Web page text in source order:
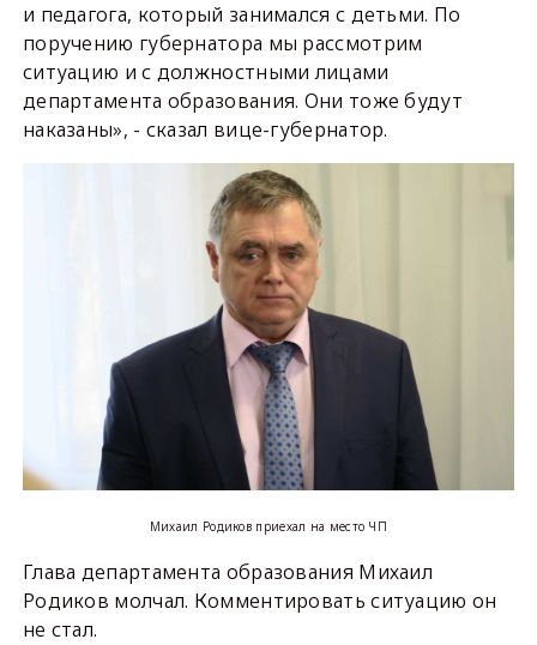
и педагога, который занимался с детьми. По
поручению губернатора мы рассмотрим
ситуацию и с должностными лицами
департамента образования. Они тоже будут
наказаны», - сказал вице-губернатор.
Михаил Родиков приехал на место ЧП
Глава департамента образования Михаил
Родиков молчал. Комментировать ситуацию он
не стал.